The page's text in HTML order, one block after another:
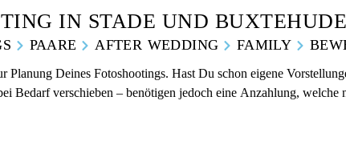
IN STADE UND BUXTEHUDE
PAARE AFTER WEDDING FAMILY
Deines Fotoshootings. Hast Du schon eigene
Bedarf verschieben – benötigen jedoch eine Anzahlung,